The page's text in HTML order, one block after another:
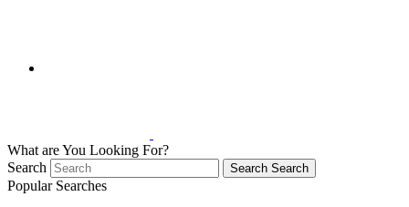
What are You Looking For?
Search
Search Search
Popular Searches